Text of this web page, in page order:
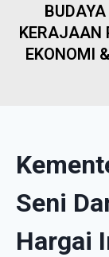
KERAJAAN
EKONOMI
Seni
Hargai